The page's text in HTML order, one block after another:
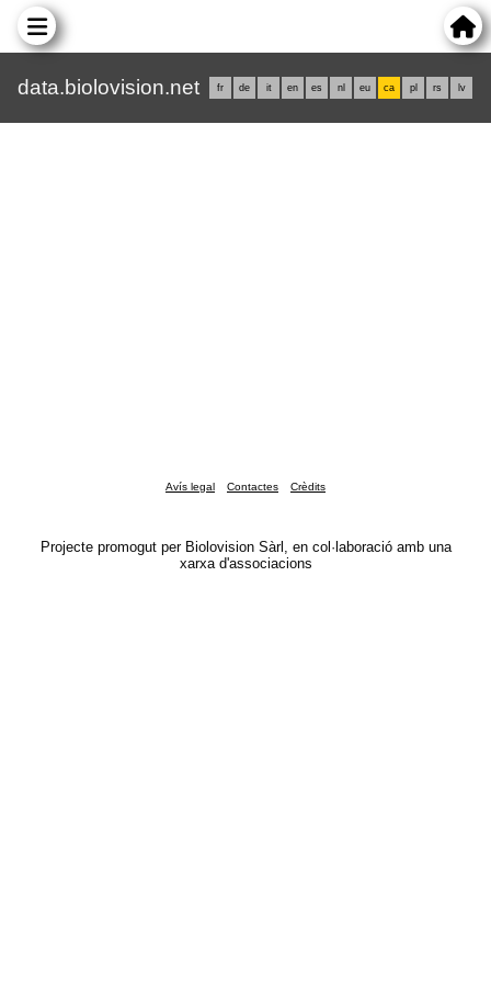
data.biolovision.net fr de it en es nl eu ca pl rs lv
Avís legal Contactes Crèdits
Projecte promogut per Biolovision Sàrl, en col·laboració amb una
xarxa d'associacions